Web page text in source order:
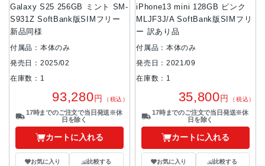
Galaxy S25 256GB ミント SM-
S931Z SoftBank版SIMフリー
新品同様
付属品：本体のみ
発売日：2025/02
在庫数：1
93,280円 （税込）
17時までのご注文で当日発送※休
日を除く
カートに入れる
お気に入り 比較する
iPhone13 mini 128GB ピンク
MLJF3J/A SoftBank版SIMフリ
ー 訳あり品
付属品：本体のみ
発売日：2021/09
在庫数：1
35,800円 （税込）
17時までのご注文で当日発送※休
日を除く
カートに入れる
お気に入り 比較する